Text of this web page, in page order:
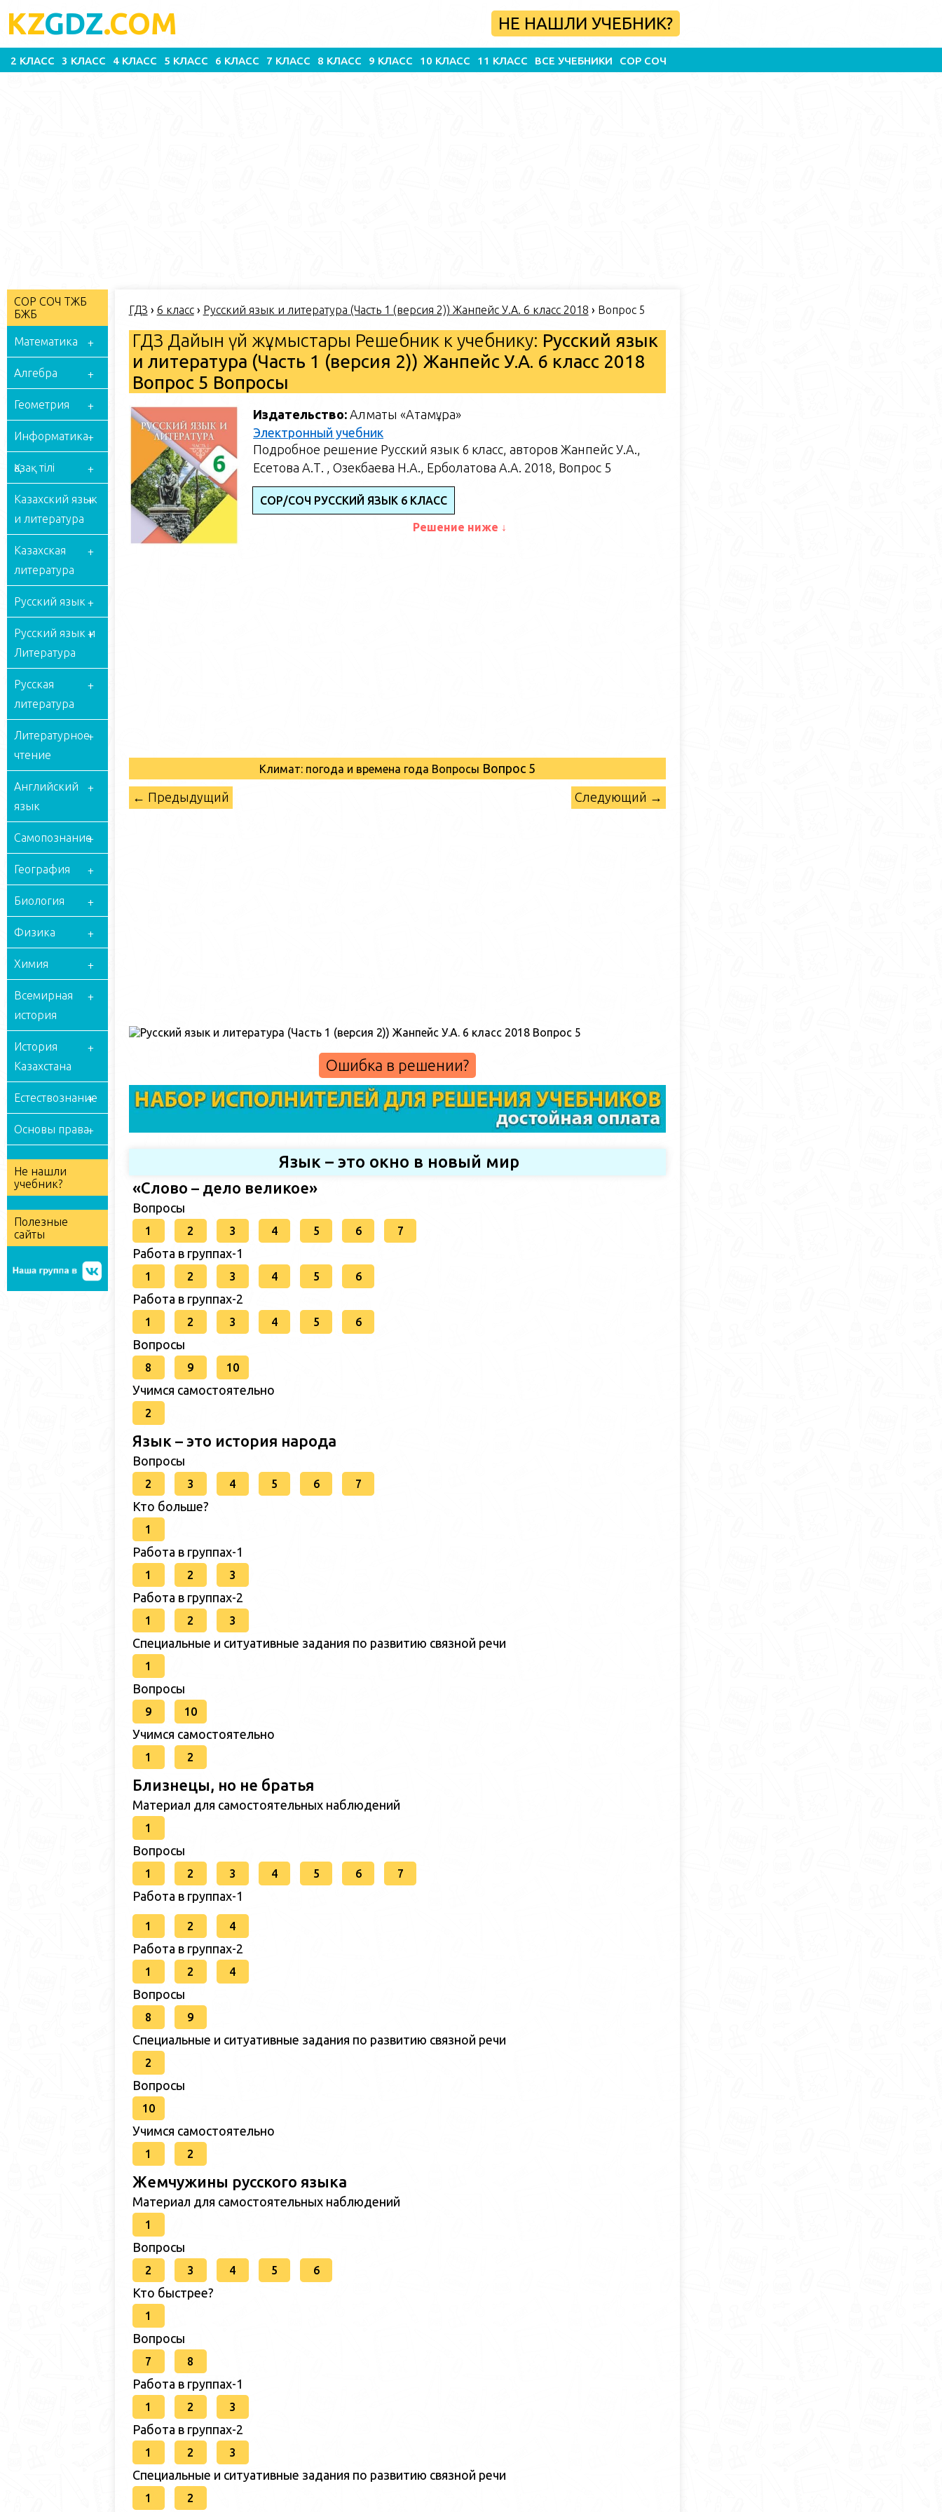
KZGDZ.COM НЕ НАШЛИ УЧЕБНИК?
2 КЛАСС 3 КЛАСС 4 КЛАСС 5 КЛАСС 6 КЛАСС 7 КЛАСС 8 КЛАСС 9 КЛАСС 10 КЛАСС 11 КЛАСС ВСЕ УЧЕБНИКИ СОР СОЧ
СОР СОЧ ТЖБ
БЖБ
Математика
Алгебра
Геометрия
Информатика
Қазақ тілі
Казахский язык
и литература
Казахская
литература
Русский язык
Русский язык и
Литература
Русская
литература
Литературное
чтение
Английский
язык
Самопознание
География
Биология
Физика
Химия
Всемирная
история
История
Казахстана
Естествознание
Основы права
Не нашли
учебник?
Полезные
сайты
ГДЗ › 6 класс› Русский язык и литература (Часть 1 (версия 2)) Жанпейс У.А. 6 класс 2018 › Вопрос 5
ГДЗ Дайын үй жұмыстары Решебник к учебнику: Русский язык
и литература (Часть 1 (версия 2)) Жанпейс У.А. 6 класс 2018
Вопрос 5 Вопросы
Издательство:Алматы «Атамұра»
Электронный учебник
Подробное решение Русский язык 6 класс, авторов Жанпейс У.А.,
Есетова А.Т. , Озекбаева Н.А., Ерболатова А.А. 2018, Вопрос 5
СОР/СОЧ РУССКИЙ ЯЗЫК 6 КЛАСС
Решение ниже ↓
Климат: погода и времена года Вопросы Вопрос 5
← Предыдущий Следующий →
Ошибка в решении?
Язык – это окно в новый мир
«Слово – дело великое»
Вопросы
1 2 3 4 5 6 7
Работа в группах-1
1 2 3 4 5 6
Работа в группах-2
1 2 3 4 5 6
Вопросы
8 9 10
Учимся самостоятельно
2
Язык – это история народа
Вопросы
2 3 4 5 6 7
Кто больше?
1
Работа в группах-1
1 2 3
Работа в группах-2
1 2 3
Специальные и ситуативные задания по развитию связной речи
1
Вопросы
9 10
Учимся самостоятельно
1 2
Близнецы, но не братья
Материал для самостоятельных наблюдений
1
Вопросы
1 2 3 4 5 6 7
Работа в группах-1
1 2 4
Работа в группах-2
1 2 4
Вопросы
8 9
Специальные и ситуативные задания по развитию связной речи
2
Вопросы
10
Учимся самостоятельно
1 2
Жемчужины русского языка
Материал для самостоятельных наблюдений
1
Вопросы
2 3 4 5 6
Кто быстрее?
1
Вопросы
7 8
Работа в группах-1
1 2 3
Работа в группах-2
1 2 3
Специальные и ситуативные задания по развитию связной речи
1 2